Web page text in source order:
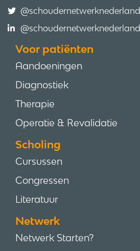
@schoudernetwerknederland
@schoudernetwerknederland
Voor patiënten
Aandoeningen
Diagnostiek
Therapie
Operatie & Revalidatie
Scholing
Cursussen
Congressen
Literatuur
Netwerk
Netwerk Starten?